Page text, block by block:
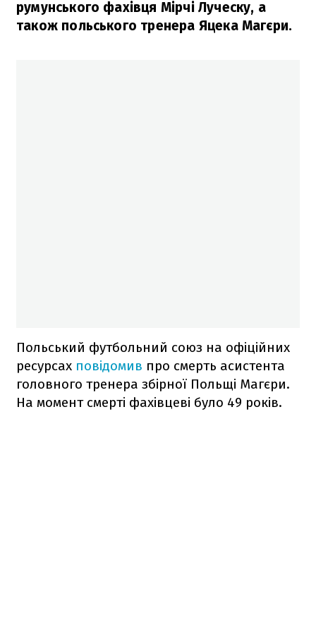
румунського фахівця Мірчі Луческу, а
також польського тренера Яцека Магєри.
Польський футбольний союз на офіційних
ресурсах повідомив про смерть асистента
головного тренера збірної Польщі Магєри.
На момент смерті фахівцеві було 49 років.